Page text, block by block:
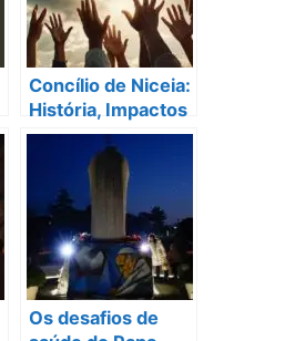
Concílio de Niceia:
História, Impactos
e Desafios
Os desafios de